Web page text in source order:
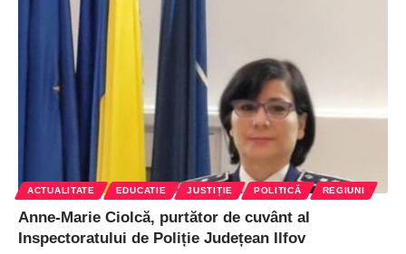
ACTUALITATE EDUCATIE JUSTIȚIE POLITICĂ REGIUNI
Anne-Marie Ciolcă, purtător de cuvânt al
Inspectoratului de Poliție Județean Ilfov